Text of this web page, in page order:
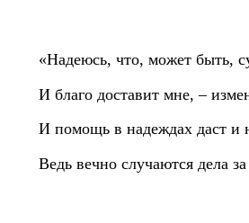
«Надеюсь, что, может быть,
И благо доставит мне, –
И помощь в надеждах даст и
Ведь вечно случаются дела